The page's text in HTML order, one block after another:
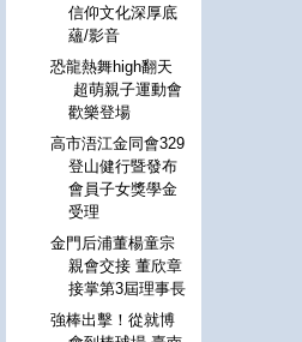
信仰文化深厚底
蘊/影音
恐龍熱舞high翻天
超萌親子運動會
歡樂登場
高市浯江金同會329
登山健行暨發布
會員子女獎學金
受理
金門后浦董楊童宗
親會交接 董欣章
接掌第3屆理事長
強棒出擊！從就博